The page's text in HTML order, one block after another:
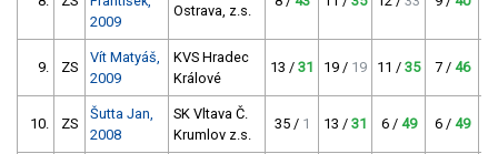
2009
Ostrava, z.s.
9. ZS
Vít Matyáš,
2009
KVS Hradec
Králové
13 / 31 19 / 19 11 / 35 7 / 46
10. ZS
Šutta Jan,
2008
SK Vltava Č.
Krumlov z.s.
35 / 1 13 / 31 6 / 49 6 / 49